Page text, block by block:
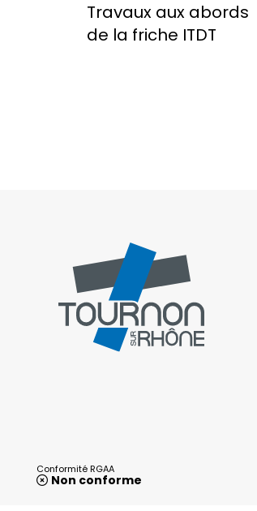
Travaux aux abords
de la friche ITDT
Conformité RGAA
Non conforme